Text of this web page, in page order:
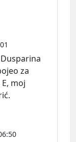
za
moj